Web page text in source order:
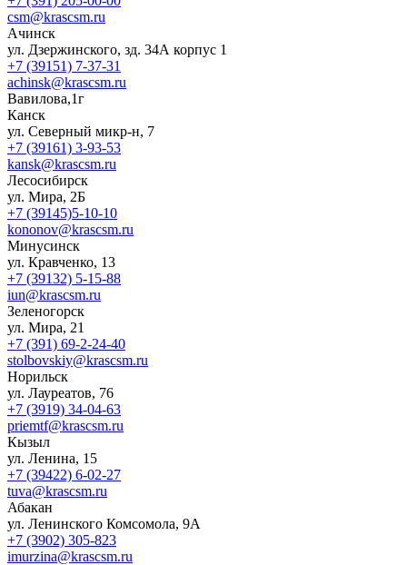
csm@krascsm.ru
Ачинск
ул. Дзержинского, зд. 34А корпус 1
+7 (39151) 7-37-31
achinsk@krascsm.ru
Вавилова,1г
Канск
ул. Северный микр-н, 7
+7 (39161) 3-93-53
kansk@krascsm.ru
Лесосибирск
ул. Мира, 2Б
+7 (39145)5-10-10
kononov@krascsm.ru
Минусинск
ул. Кравченко, 13
+7 (39132) 5-15-88
iun@krascsm.ru
Зеленогорск
ул. Мира, 21
+7 (391) 69-2-24-40
stolbovskiy@krascsm.ru
Норильск
ул. Лауреатов, 76
+7 (3919) 34-04-63
priemtf@krascsm.ru
Кызыл
ул. Ленина, 15
+7 (39422) 6-02-27
tuva@krascsm.ru
Абакан
ул. Ленинского Комсомола, 9А
+7 (3902) 305-823
imurzina@krascsm.ru